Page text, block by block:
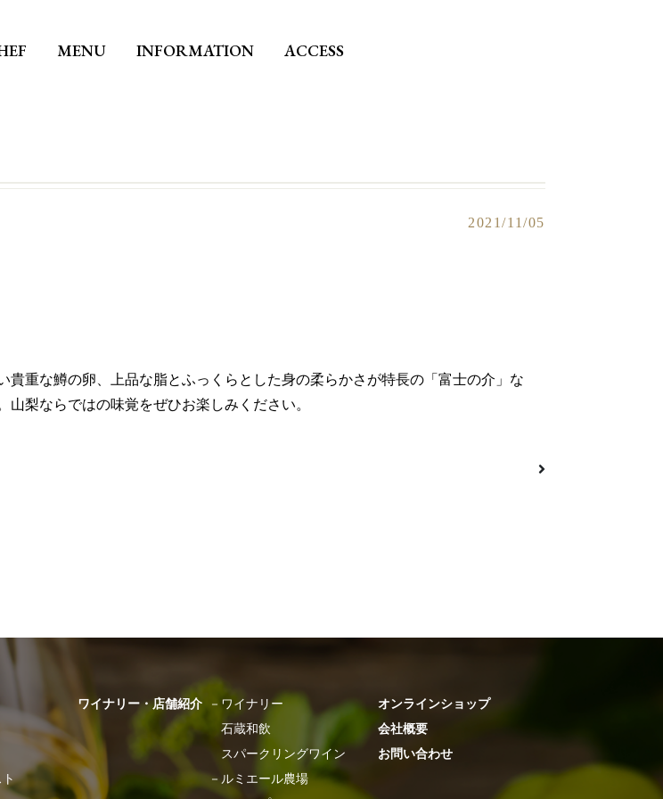
MENU INFORMATION ACCESS
2021/11/05
重な鱒の卵、上品な脂とふっくらとした身の柔らかさが特長の「富士の介」な
梨ならではの味覚をぜひお楽しみください。
ト
ワイナリー・店舗紹介 － ワイナリー
石蔵和飲
スパークリングワイン
－ ルミエール農場
オンラインショップ
会社概要
お問い合わせ